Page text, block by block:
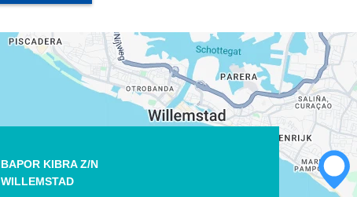
BAPOR KIBRA Z/N
WILLEMSTAD